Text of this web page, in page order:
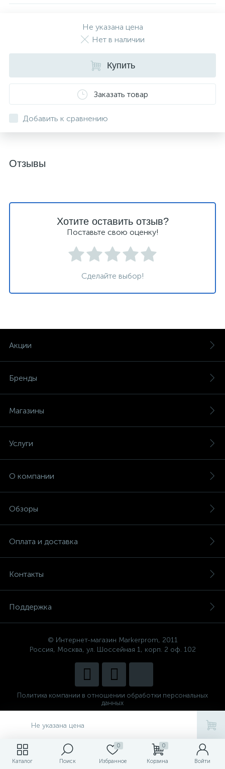
Каталог Поиск
0
Избранное
0
Корзина Войти
Не указана цена
Не указана цена
Нет в наличии
Купить
Заказать товар
Добавить к сравнению
Отзывы
Хотите оставить отзыв?
Поставьте свою оценку!
Сделайте выбор!
Акции
Бренды
Магазины
Услуги
О компании
Обзоры
Оплата и доставка
Контакты
Поддержка
© Интернет-магазин Markerprom, 2011
Россия, Москва, ул. Шоссейная 1, корп. 2 оф. 102
Политика компании в отношении обработки персональных
данных